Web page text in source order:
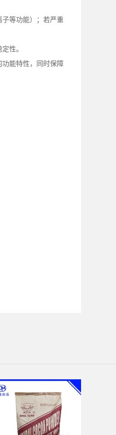
等功能）；若严重
性。
能特性，同时保障